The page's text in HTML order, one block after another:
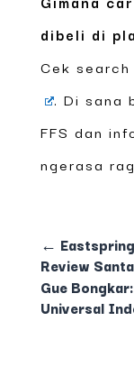
dibeli di
Cek
. Di sana
FFS dan
ngerasa
←
Review
Gue
Universal